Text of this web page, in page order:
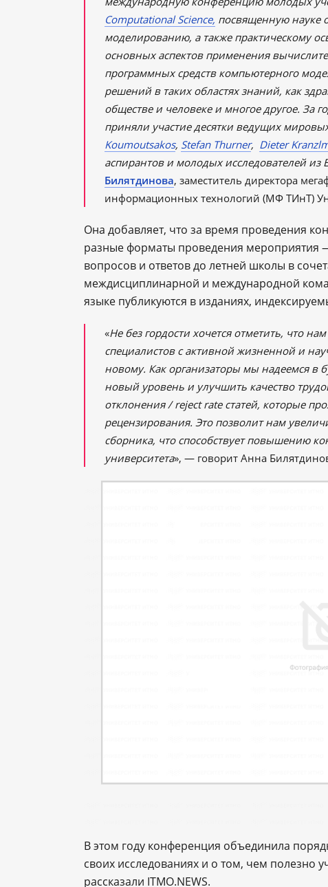
Computational Science, посвященную науке
моделированию, а также практическому
основных аспектов применения
программных средств компьютерного
решений в таких областях знаний, как
обществе и человеке и многое другое. За
приняли участие десятки ведущих
Koumoutsakos, Stefan Thurner, Dieter
аспирантов и молодых исследователей из
Билятдинова, заместитель директора
информационных технологий (МФ ТИнТ)
Она добавляет, что за время проведения
разные форматы проведения мероприятия
вопросов и ответов до летней школы в
междисциплинарной и международной
языке публикуются в изданиях,
«Не без гордости хочется отметить, что
специалистов с активной жизненной и
новому. Как организаторы мы надеемся
новый уровень и улучшить качество
отклонения / reject rate статей, которые
рецензирования. Это позволит нам
сборника, что способствует повышению
университета», — говорит Анна
В этом году конференция объединила
своих исследованиях и о том, чем полезно
рассказали ITMO.NEWS.